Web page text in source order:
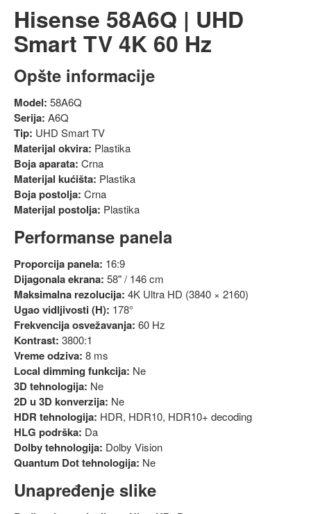
Hisense 58A6Q | UHD
Smart TV 4K 60 Hz
Opšte informacije
Model: 58A6Q
Serija: A6Q
Tip: UHD Smart TV
Materijal okvira: Plastika
Boja aparata: Crna
Materijal kućišta: Plastika
Boja postolja: Crna
Materijal postolja: Plastika
Performanse panela
Proporcija panela: 16:9
Dijagonala ekrana: 58" / 146 cm
Maksimalna rezolucija: 4K Ultra HD (3840 × 2160)
Ugao vidljivosti (H): 178°
Frekvencija osvežavanja: 60 Hz
Kontrast: 3800:1
Vreme odziva: 8 ms
Local dimming funkcija: Ne
3D tehnologija: Ne
2D u 3D konverzija: Ne
HDR tehnologija: HDR, HDR10, HDR10+ decoding
HLG podrška: Da
Dolby tehnologija: Dolby Vision
Quantum Dot tehnologija: Ne
Unapređenje slike